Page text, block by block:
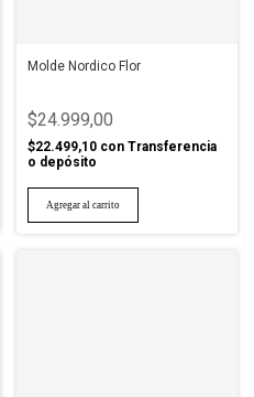
Molde Nordico Flor
$24.999,00
$22.499,10 con Transferencia
o depósito